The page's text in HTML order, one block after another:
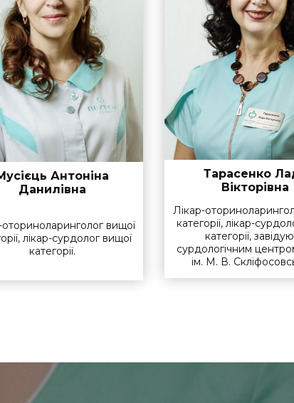
Антоніна
Данилівна
оториноларинголог вищої
лікар-сурдолог вищої
категорії.
Тарасенко
Вікторівна
Лікар-
категорії, лікар-
категорії,
сурдологічним
ім. М. В.